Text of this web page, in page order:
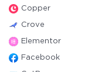
Copper
Crove
Elementor
Facebook